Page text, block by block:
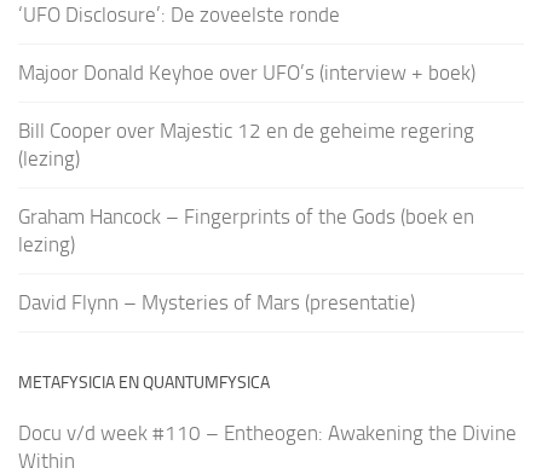
‘UFO Disclosure’: De zoveelste ronde
Majoor Donald Keyhoe over UFO’s (interview + boek)
Bill Cooper over Majestic 12 en de geheime regering
(lezing)
Graham Hancock – Fingerprints of the Gods (boek en
lezing)
David Flynn – Mysteries of Mars (presentatie)
METAFYSICIA EN QUANTUMFYSICA
Docu v/d week #110 – Entheogen: Awakening the Divine
Within